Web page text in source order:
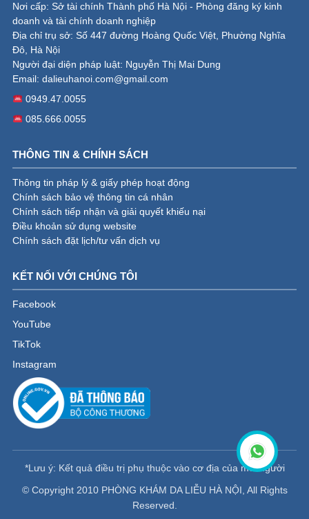
Nơi cấp: Sở tài chính Thành phố Hà Nội - Phòng đăng ký kinh
doanh và tài chính doanh nghiệp
Địa chỉ trụ sở: Số 447 đường Hoàng Quốc Việt, Phường Nghĩa
Đô, Hà Nội
Người đại diện pháp luật: Nguyễn Thị Mai Dung
Email: dalieuhanoi.com@gmail.com
0949.47.0055
085.666.0055
THÔNG TIN & CHÍNH SÁCH
Thông tin pháp lý & giấy phép hoạt động
Chính sách bảo vệ thông tin cá nhân
Chính sách tiếp nhận và giải quyết khiếu nại
Điều khoản sử dụng website
Chính sách đặt lịch/tư vấn dịch vụ
KẾT NỐI VỚI CHÚNG TÔI
Facebook
YouTube
TikTok
Instagram
*Lưu ý: Kết quả điều trị phụ thuộc vào cơ địa của mỗi người
© Copyright 2010 PHÒNG KHÁM DA LIỄU HÀ NỘI, All Rights
Reserved.